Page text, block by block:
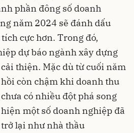
phần đông số doanh
năm 2024 sẽ đánh dấu
cực hơn. Trong đó,
dự báo ngành xây dựng
thiện. Mặc dù từ cuối năm
còn chậm khi doanh thu
có nhiều đột phá song
một số doanh nghiệp đã
lại như nhà thầu